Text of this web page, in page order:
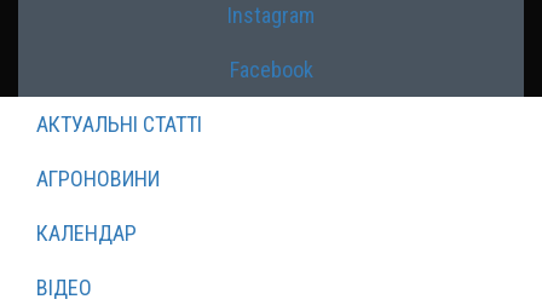
Instagram
Facebook
АКТУАЛЬНІ СТАТТІ
АГРОНОВИНИ
КАЛЕНДАР
ВІДЕО